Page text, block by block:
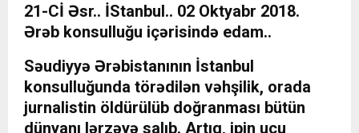
21-Cİ Əsr.. İStanbul.. 02 Oktyabr 2018.
Ərəb konsulluğu içərisində edam..
Səudiyyə Ərəbistanının İstanbul
konsulluğunda törədilən vəhşilik, orada
jurnalistin öldürülüb doğranması bütün
dünyanı lərzəyə salıb. Artıq, ipin ucu